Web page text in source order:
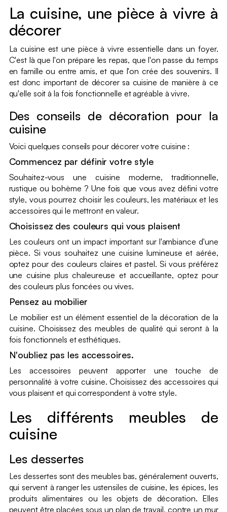
La cuisine, une pièce à vivre à
décorer
La cuisine est une pièce à vivre essentielle dans un foyer.
C'est là que l'on prépare les repas, que l'on passe du temps
en famille ou entre amis, et que l'on crée des souvenirs. Il
est donc important de décorer sa cuisine de manière à ce
qu'elle soit à la fois fonctionnelle et agréable à vivre.
Des conseils de décoration pour la
cuisine
Voici quelques conseils pour décorer votre cuisine :
Commencez par définir votre style
Souhaitez-vous une cuisine moderne, traditionnelle,
rustique ou bohème ? Une fois que vous avez défini votre
style, vous pourrez choisir les couleurs, les matériaux et les
accessoires qui le mettront en valeur.
Choisissez des couleurs qui vous plaisent
Les couleurs ont un impact important sur l'ambiance d'une
pièce. Si vous souhaitez une cuisine lumineuse et aérée,
optez pour des couleurs claires et pastel. Si vous préférez
une cuisine plus chaleureuse et accueillante, optez pour
des couleurs plus foncées ou vives.
Pensez au mobilier
Le mobilier est un élément essentiel de la décoration de la
cuisine. Choisissez des meubles de qualité qui seront à la
fois fonctionnels et esthétiques.
N'oubliez pas les accessoires.
Les accessoires peuvent apporter une touche de
personnalité à votre cuisine. Choisissez des accessoires qui
vous plaisent et qui correspondent à votre style.
Les différents meubles de
cuisine
Les dessertes
Les dessertes sont des meubles bas, généralement ouverts,
qui servent à ranger les ustensiles de cuisine, les épices, les
produits alimentaires ou les objets de décoration. Elles
peuvent être placées sous un plan de travail, contre un mur